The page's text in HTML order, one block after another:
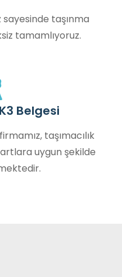
sayesinde taşınma
tamamlıyoruz.
Belgesi
taşımacılık
uygun şekilde